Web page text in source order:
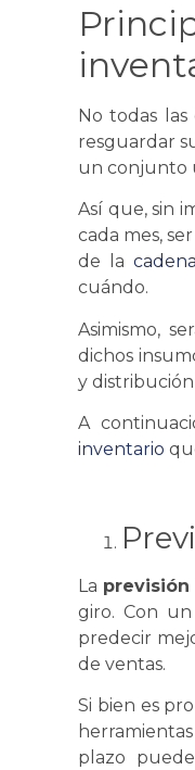
No todas
resguardar
un conjunto
Así que, sin
cada mes,
de la
cuándo.
Asimismo,
dichos
y distribución
A
inventario
La
giro. Con
predecir
de ventas.
Si bien es
plazo